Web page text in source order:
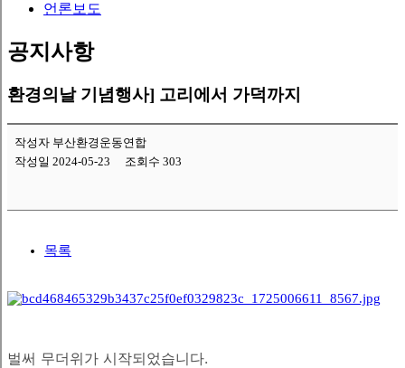
언론보도
공지사항
환경의날 기념행사] 고리에서 가덕까지
작성자 부산환경운동연합
작성일 2024-05-23
조회수 303
목록
벌써 무더위가 시작되었습니다.